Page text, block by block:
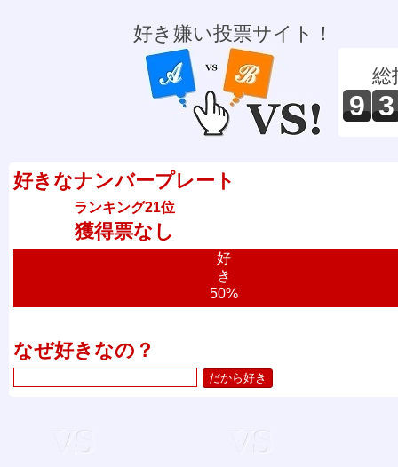
好き嫌い投票サイト！
総
9 3
好きなナンバープレート
ランキング21位
獲得票なし
好
き
50%
なぜ好きなの？